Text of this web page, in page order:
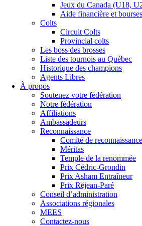
Jeux du Canada (U18,
Aide financière et bourses
Colts
Circuit Colts
Provincial colts
Les boss des brosses
Liste des tournois au Québec
Historique des champions
Agents Libres
À propos
Soutenez votre fédération
Notre fédération
Affiliations
Ambassadeurs
Reconnaissance
Comité de reconnaissance
Méritas
Temple de la renommée
Prix Cédric-Grondin
Prix Asham Entraîneur
Prix Réjean-Paré
Conseil d’administration
Associations régionales
MEES
Contactez-nous